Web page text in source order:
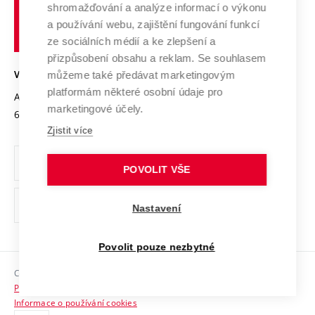
Transfer znalostí
Open Science
Projekty
Projekty ze strukturálních fondů
Specifický výzkum
Služby univerzity
Mezinárodní dohody
Univerzitní sítě
Udržitelná univerzita
Podnikavá univerzita / ContriBUTe
Bezpečná univerzita
Vyznamenání
Organizační struktura
Ochrana osobních údajů
odkaz)
Sociální bezpečí
HR Award
učení
technické
VYSOKÉ UČENÍ TECHNICKÉ V BRNĚ
Antonínská 548/1
602 00 Brno
www.vut.cz
vut@vutbr.cz
Copyright © 2026 VUT
Prohlášení o přístupnosti
Informace o používání cookies
shromažďování a analýze informací o výkonu
a používání webu, zajištění fungování funkcí
ze sociálních médií a ke zlepšení a
přizpůsobení obsahu a reklam. Se souhlasem
můžeme také předávat marketingovým
platformám některé osobní údaje pro
marketingové účely.
Zjistit více
POVOLIT VŠE
Nastavení
Povolit pouze nezbytné